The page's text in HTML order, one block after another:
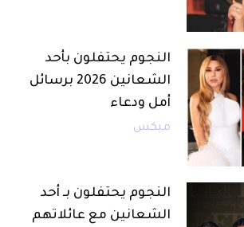
النجوم يحتفلون بأحد
الشعانين 2026 برسائل
أمل ودعاء
ميكس
النجوم يحتفلون بـ أحد
الشعانين مع عائلاتهم